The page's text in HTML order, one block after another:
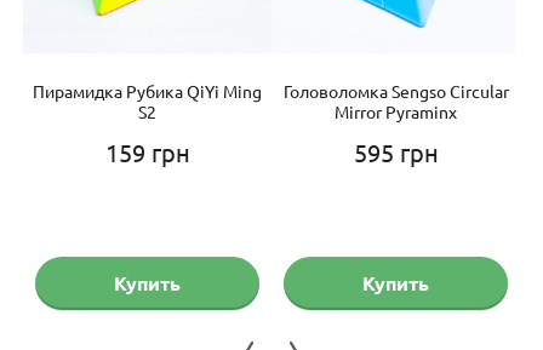
Пирамидка Рубика QiYi Ming
S2
159 грн
Купить
Головоломка Sengso Circular
Mirror Pyraminx
595 грн
Купить